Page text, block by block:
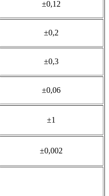
±0,12
±0,2
±0,3
±0,06
±1
±0,002